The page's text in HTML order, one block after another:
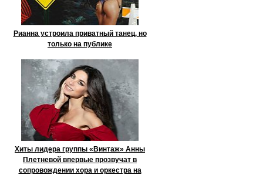
Рианна устроила приватный танец, но
только на публике
Хиты лидера группы «Винтаж» Анны
Плетневой впервые прозвучат в
сопровождении хора и оркестра на